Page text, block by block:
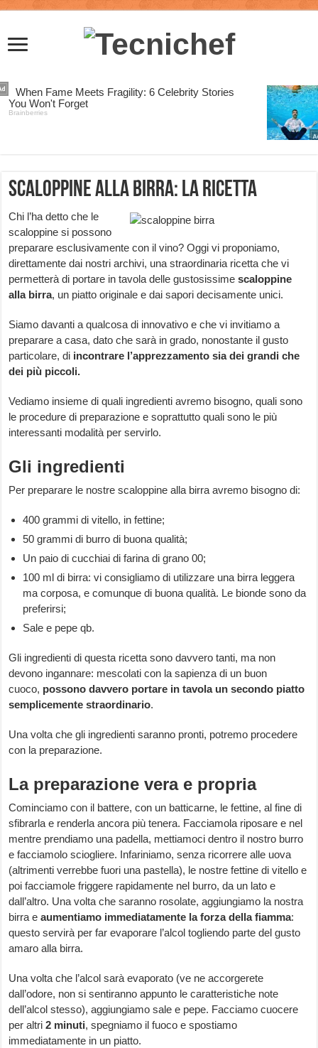
Scaloppine alla birra: la ricetta
Chi l’ha detto che le
scaloppine si possono
preparare esclusivamente con il vino? Oggi vi proponiamo,
direttamente dai nostri archivi, una straordinaria ricetta che vi
permetterà di portare in tavola delle gustosissimescaloppine
alla birra, un piatto originale e dai sapori decisamente unici.
Siamo davanti a qualcosa di innovativo e che vi invitiamo a
preparare a casa, dato che sarà in grado, nonostante il gusto
particolare, di incontrare l’apprezzamento sia dei grandi che
dei più piccoli.
Vediamo insieme di quali ingredienti avremo bisogno, quali sono
le procedure di preparazione e soprattutto quali sono le più
interessanti modalità per servirlo.
Gli ingredienti
Per preparare le nostre scaloppine alla birra avremo bisogno di:
400 grammi di vitello, in fettine;
50 grammi di burro di buona qualità;
Un paio di cucchiai di farina di grano 00;
100 ml di birra: vi consigliamo di utilizzare una birra leggera
ma corposa, e comunque di buona qualità. Le bionde sono da
preferirsi;
Sale e pepe qb.
Gli ingredienti di questa ricetta sono davvero tanti, ma non
devono ingannare: mescolati con la sapienza di un buon
cuoco, possono davvero portare in tavola un secondo piatto
semplicemente straordinario.
Una volta che gli ingredienti saranno pronti, potremo procedere
con la preparazione.
La preparazione vera e propria
Cominciamo con il battere, con un batticarne, le fettine, al fine di
sfibrarla e renderla ancora più tenera. Facciamola riposare e nel
mentre prendiamo una padella, mettiamoci dentro il nostro burro
e facciamolo sciogliere. Infariniamo, senza ricorrere alle uova
(altrimenti verrebbe fuori una pastella), le nostre fettine di vitello e
poi facciamole friggere rapidamente nel burro, da un lato e
dall’altro. Una volta che saranno rosolate, aggiungiamo la nostra
birra e aumentiamo immediatamente la forza della fiamma:
questo servirà per far evaporare l’alcol togliendo parte del gusto
amaro alla birra.
Una volta che l’alcol sarà evaporato (ve ne accorgerete
dall’odore, non si sentiranno appunto le caratteristiche note
dell’alcol stesso), aggiungiamo sale e pepe. Facciamo cuocere
per altri2 minuti, spegniamo il fuoco e spostiamo
immediatamente in un piatto.